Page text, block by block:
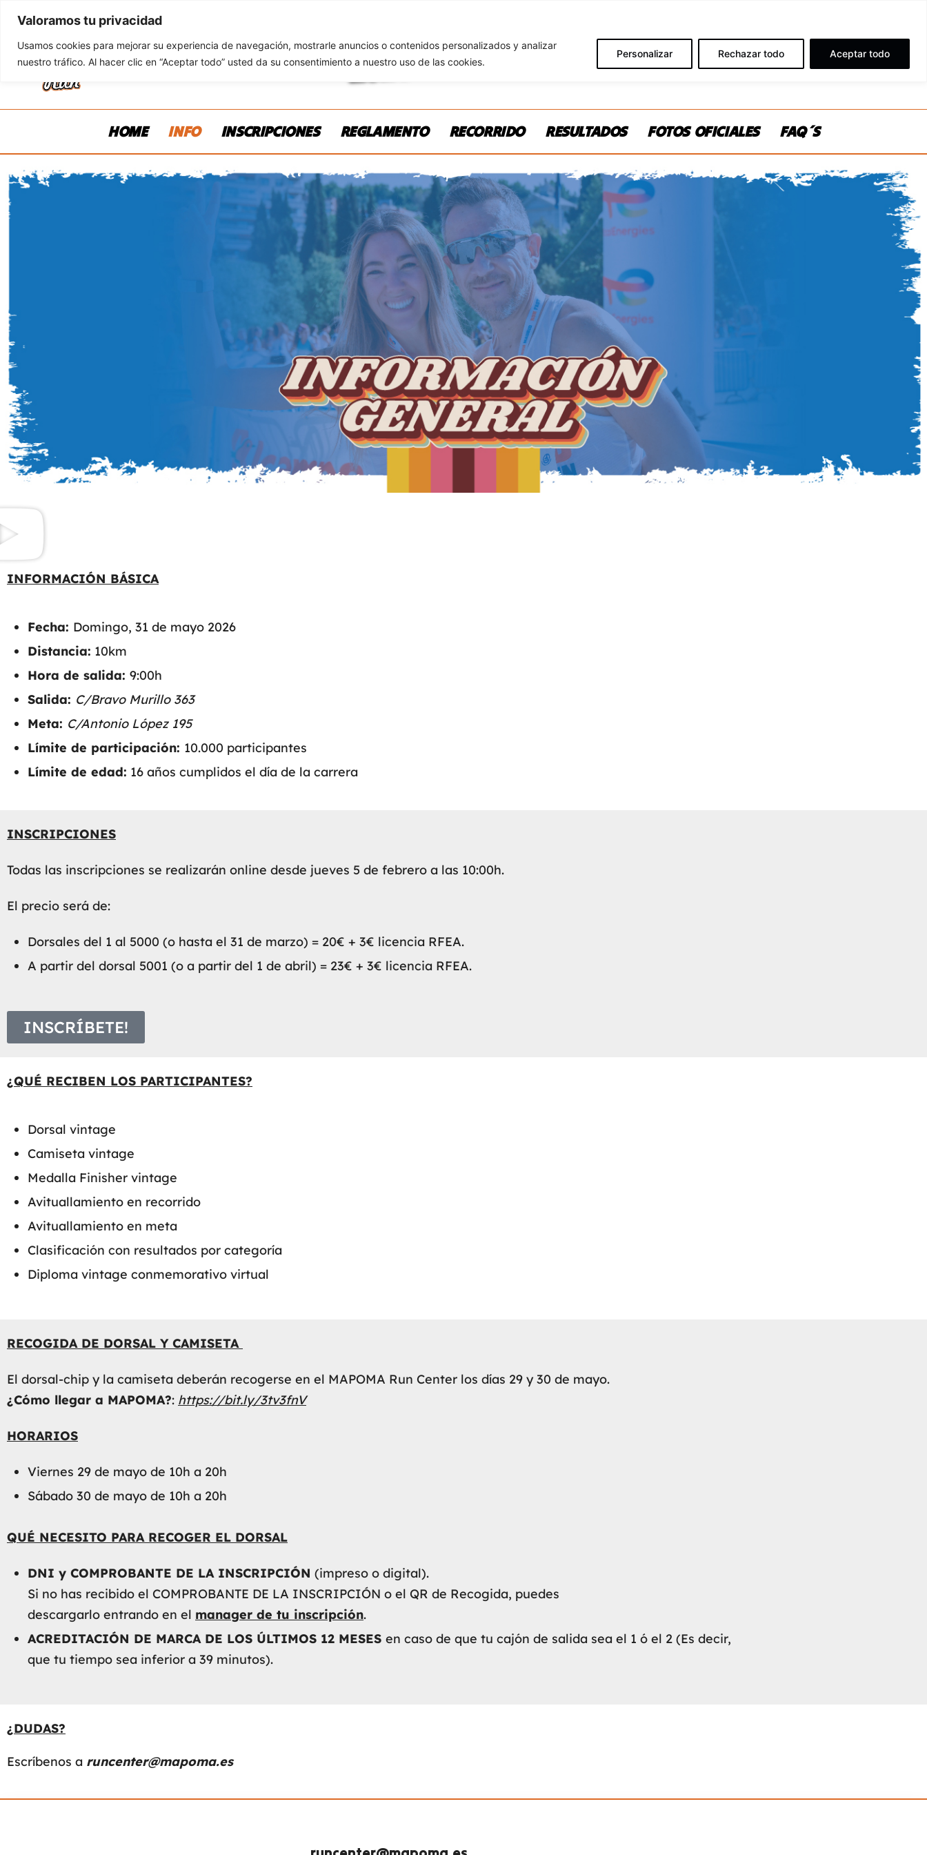
Valoramos tu privacidad
Usamos cookies para mejorar su experiencia de navegación, mostrarle anuncios o contenidos personalizados y analizar
nuestro tráfico. Al hacer clic en “Aceptar todo” usted da su consentimiento a nuestro uso de las cookies.
Personalizar Rechazar todo Aceptar todo
HOME INFO INSCRIPCIONES REGLAMENTO RECORRIDO RESULTADOS FOTOS OFICIALES FAQ´S
INFORMACIÓN BÁSICA
Fecha: Domingo, 31 de mayo 2026
Distancia: 10km
Hora de salida: 9:00h
Salida: C/Bravo Murillo 363
Meta: C/Antonio López 195
Límite de participación: 10.000 participantes
Límite de edad: 16 años cumplidos el día de la carrera
INSCRIPCIONES
Todas las inscripciones se realizarán online desde jueves 5 de febrero a las 10:00h.
El precio será de:
Dorsales del 1 al 5000 (o hasta el 31 de marzo) = 20€ + 3€ licencia RFEA.
A partir del dorsal 5001 (o a partir del 1 de abril) = 23€ + 3€ licencia RFEA.
INSCRÍBETE!
¿QUÉ RECIBEN LOS PARTICIPANTES?
Dorsal vintage
Camiseta vintage
Medalla Finisher vintage
Avituallamiento en recorrido
Avituallamiento en meta
Clasificación con resultados por categoría
Diploma vintage conmemorativo virtual
RECOGIDA DE DORSAL Y CAMISETA
El dorsal-chip y la camiseta deberán recogerse en el MAPOMA Run Center los días 29 y 30 de mayo.
¿Cómo llegar a MAPOMA?: https://bit.ly/3tv3fnV
HORARIOS
Viernes 29 de mayo de 10h a 20h
Sábado 30 de mayo de 10h a 20h
QUÉ NECESITO PARA RECOGER EL DORSAL
DNI y COMPROBANTE DE LA INSCRIPCIÓN (impreso o digital).
Si no has recibido el COMPROBANTE DE LA INSCRIPCIÓN o el QR de Recogida, puedes
descargarlo entrando en el manager de tu inscripción.
ACREDITACIÓN DE MARCA DE LOS ÚLTIMOS 12 MESES en caso de que tu cajón de salida sea el 1 ó el 2 (Es decir,
que tu tiempo sea inferior a 39 minutos).
¿DUDAS?
Escríbenos a runcenter@mapoma.es